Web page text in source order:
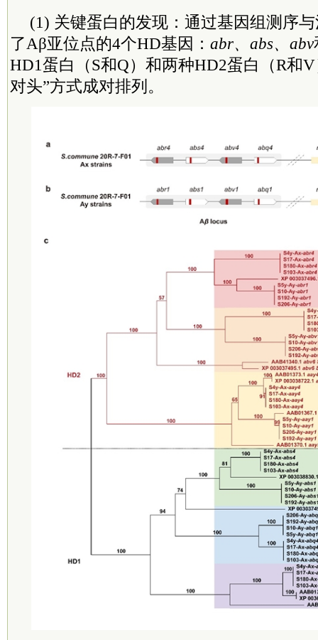
(1) 关键蛋白的发现：通过基因组测序
了Aβ亚位点的4个HD基因： abr、abs、abv
HD1蛋白（S和Q）和两种HD2蛋白（R和
对头”方式成对排列。